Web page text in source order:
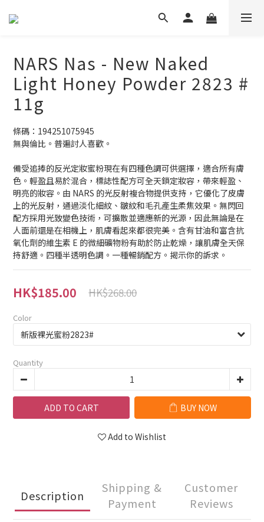
NARS Nas - New Naked
Light Honey Powder 2823 #
11g
條碼：194251075945
無與倫比。普遍討人喜歡。
備受追捧的反光定妝蜜粉現在有四種色調可供選擇，適合所有膚
色。輕盈且易於混合，標誌性配方可全天鎖定妝容，帶來輕盈、
明亮的妝容。由 NARS 的光反射複合物提供支持，它優化了皮膚
上的光反射，通過淡化細紋、皺紋和毛孔產生柔焦效果。無閃回
配方採用光致變色技術，可擴散並適應新的光源，因此無論是在
人面前還是在相機上，肌膚看起來都很完美。含有甘油和富含抗
氧化劑的維生素 E 的微細礦物粉有助於防止乾燥，讓肌膚全天保
持舒適。四種半透明色調。一種暢銷配方。揭示你的訴求。
HK$185.00 HK$268.00
Color
Quantity
ADD TO CART BUY NOW
Add to Wishlist
Description
Shipping &
Payment
Customer
Reviews